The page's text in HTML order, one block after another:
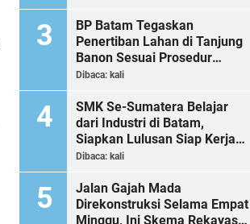
BP Batam Tegaskan
Penertiban Lahan di Tanjung
Banon Sesuai Prosedur
Hukum
Dibaca: kali
SMK Se-Sumatera Belajar
dari Industri di Batam,
Siapkan Lulusan Siap Kerja
Era Digital
Dibaca: kali
Jalan Gajah Mada
Direkonstruksi Selama Empat
Minggu, Ini Skema Rekayasa